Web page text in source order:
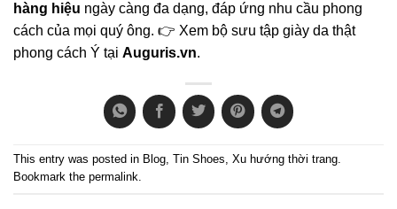
hàng hiệu ngày càng đa dạng, đáp ứng nhu cầu phong
cách của mọi quý ông. 👉 Xem bộ sưu tập giày da thật
phong cách Ý tại Auguris.vn.
This entry was posted in Blog, Tin Shoes, Xu hướng thời trang.
Bookmark the permalink.